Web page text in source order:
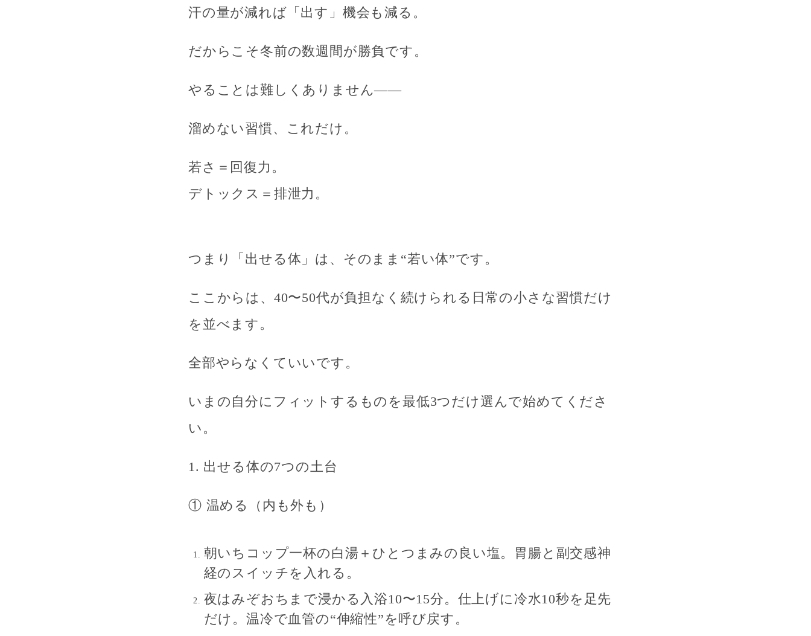
汗の量が減れば「出す」機会も減る。
だからこそ冬前の数週間が勝負 です。
やることは難しくありません——
溜めない習慣、これだけ。
若さ＝回復力。
デトックス＝排泄力。
つまり「出せる体」は、そのまま“若い体”です。
ここからは、40〜50代が負担なく続けられる 日常の小さな習慣だけ
を並べます。
全部やらなくていいです。
いまの自分にフィットするものを最低3つだけ選んで始めてくださ
い。
1. 出せる体の7つの土台
① 温める（内も外も）
朝いちコップ一杯の白湯＋ひとつまみの良い塩。胃腸と副交感神
経のスイッチを入れる。
夜は みぞおちまで浸かる入浴10〜15分。仕上げに冷水10秒を足先
だけ。温冷で血管の“伸縮性”を呼び戻す。